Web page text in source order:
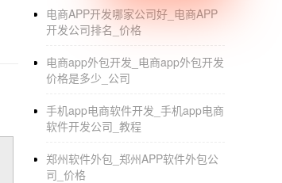
建议是台式机，屏幕24寸，大了写代码
工作室都备份，笔记本写代码实在是太累。
其他开销，较大的估计是版权费了，其他
Android APP开发的步骤是啥？能
希望对你有帮助。
电商APP开发哪家公司好_电商APP
开发公司排名_价格
电商app外包开发_电商app外包开发
价格是多少_公司
手机app电商软件开发_手机app电商
软件开发公司_教程
郑州软件外包_郑州APP软件外包公
司_价格